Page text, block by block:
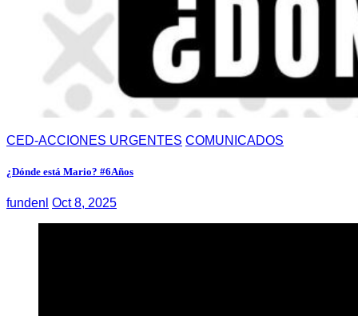
CED-ACCIONES URGENTES COMUNICADOS
¿Dónde está Mario? #6Años
fundenl Oct 8, 2025